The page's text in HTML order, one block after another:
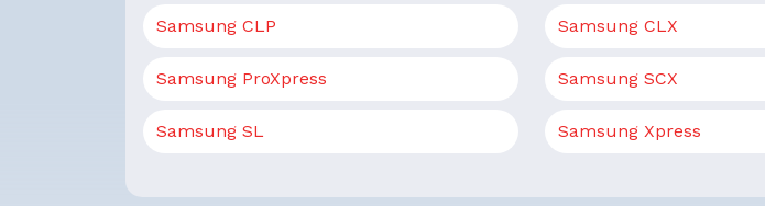
Samsung CLP Samsung CLX
Samsung ProXpress Samsung SCX
Samsung SL Samsung Xpress